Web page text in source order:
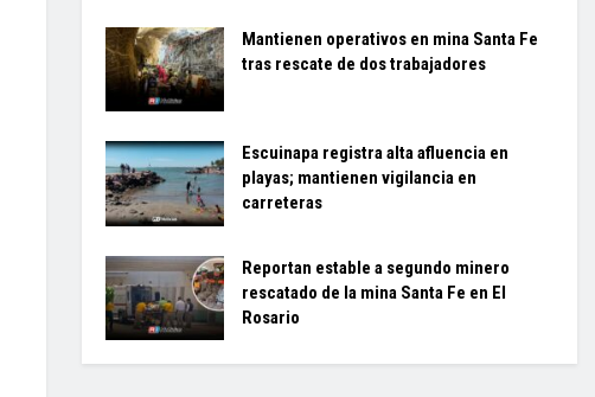
Mantienen operativos en mina Santa Fe
tras rescate de dos trabajadores
Escuinapa registra alta afluencia en
playas; mantienen vigilancia en
carreteras
Reportan estable a segundo minero
rescatado de la mina Santa Fe en El
Rosario